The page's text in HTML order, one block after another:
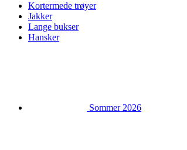
Kortermede trøyer
Jakker
Lange bukser
Hansker